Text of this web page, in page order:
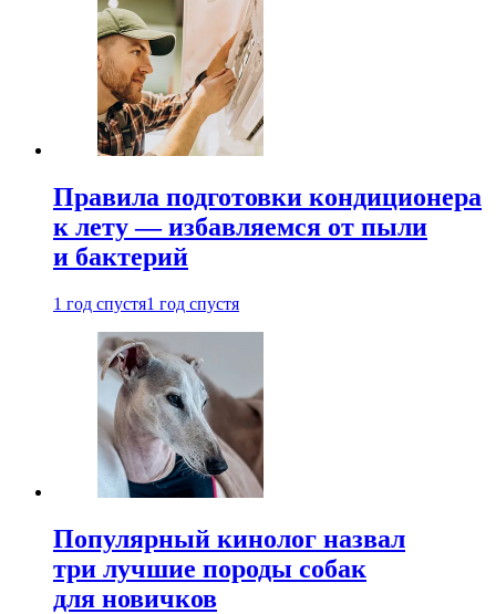
Правила подготовки кондиционера
к лету — избавляемся от пыли
и бактерий
1 год спустя1 год спустя
Популярный кинолог назвал
три лучшие породы собак
для новичков